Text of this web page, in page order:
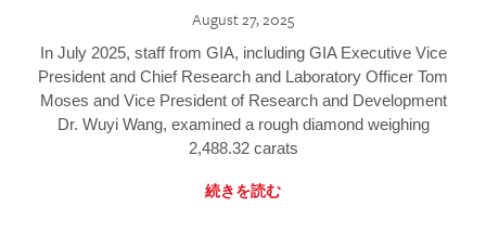
August 27, 2025
In July 2025, staff from GIA, including GIA Executive Vice
President and Chief Research and Laboratory Officer Tom
Moses and Vice President of Research and Development
Dr. Wuyi Wang, examined a rough diamond weighing
2,488.32 carats
続きを読む